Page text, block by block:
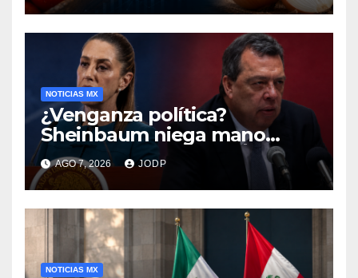
NOTICIAS MX
¿Venganza política?
Sheinbaum niega mano
negra en captura de Ángel
Aguirre
AGO 7, 2026 JODP
NOTICIAS MX